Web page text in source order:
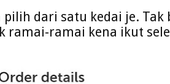
dari satu kedai je. Tak
ramai-ramai kena ikut